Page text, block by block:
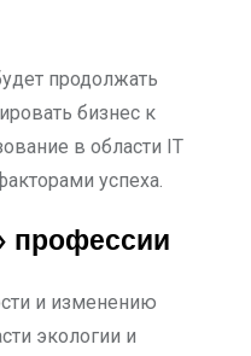
продолжать
бизнес к
в области IT
успеха.
профессии
и изменению
экологии и